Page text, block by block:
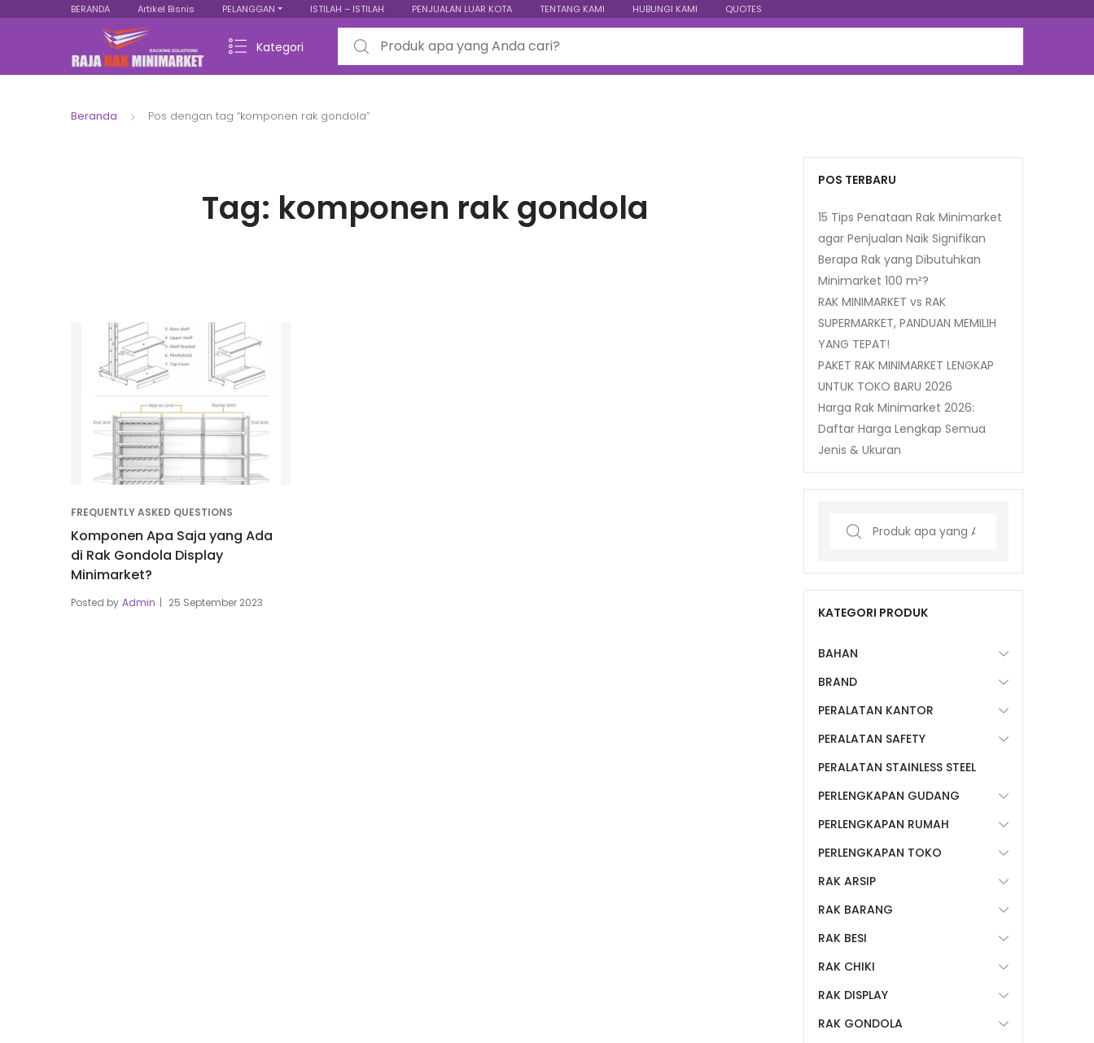
BERANDA Artikel Bisnis PELANGGAN ISTILAH – ISTILAH PENJUALAN LUAR KOTA TENTANG KAMI HUBUNGI KAMI QUOTES
Kategori
Search for:
Beranda Pos dengan tag “komponen rak gondola”
Tag: komponen rak gondola
FREQUENTLY ASKED QUESTIONS
Komponen Apa Saja yang Ada
di Rak Gondola Display
Minimarket?
Posted by Admin 25 September 2023
POS TERBARU
15 Tips Penataan Rak Minimarket
agar Penjualan Naik Signifikan
Berapa Rak yang Dibutuhkan
Minimarket 100 m²?
RAK MINIMARKET vs RAK
SUPERMARKET, PANDUAN MEMILIH
YANG TEPAT!
PAKET RAK MINIMARKET LENGKAP
UNTUK TOKO BARU 2026
Harga Rak Minimarket 2026:
Daftar Harga Lengkap Semua
Jenis & Ukuran
Search
KATEGORI PRODUK
BAHAN
BRAND
PERALATAN KANTOR
PERALATAN SAFETY
PERALATAN STAINLESS STEEL
PERLENGKAPAN GUDANG
PERLENGKAPAN RUMAH
PERLENGKAPAN TOKO
RAK ARSIP
RAK BARANG
RAK BESI
RAK CHIKI
RAK DISPLAY
RAK GONDOLA